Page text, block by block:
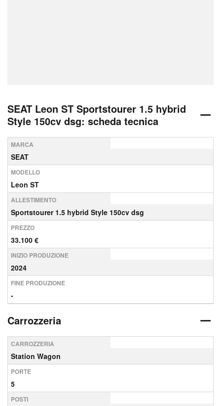
SEAT Leon ST Sportstourer 1.5 hybrid
Style 150cv dsg: scheda tecnica
MARCA
SEAT
MODELLO
Leon ST
ALLESTIMENTO
Sportstourer 1.5 hybrid Style 150cv dsg
PREZZO
33.100 €
INIZIO PRODUZIONE
2024
FINE PRODUZIONE
-
Carrozzeria
CARROZZERIA
Station Wagon
PORTE
5
POSTI